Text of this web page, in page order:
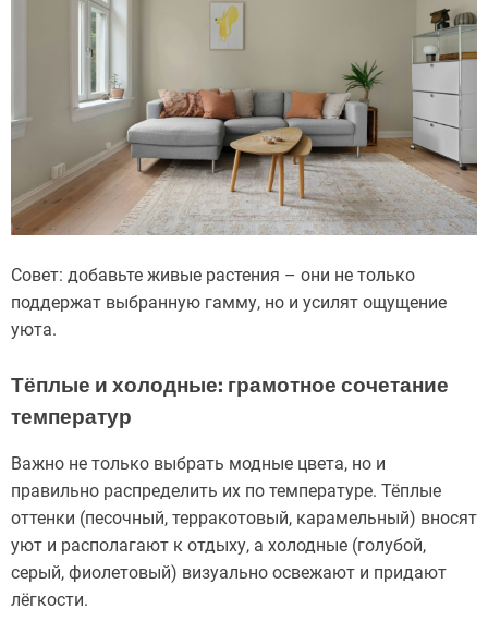
Совет: добавьте живые растения – они не только
поддержат выбранную гамму, но и усилят ощущение
уюта.
Тёплые и холодные: грамотное сочетание
температур
Важно не только выбрать модные цвета, но и
правильно распределить их по температуре. Тёплые
оттенки (песочный, терракотовый, карамельный) вносят
уют и располагают к отдыху, а холодные (голубой,
серый, фиолетовый) визуально освежают и придают
лёгкости.